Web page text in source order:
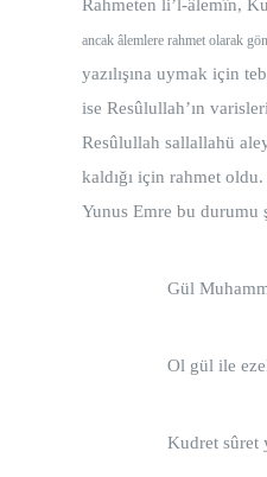
Rahmeten li’l-âlemîn,
ancak âlemlere rahmet olarak
yazılışına uymak için
ise Resûlullah’ın
Resûlullah sallallahü
kaldığı için rahmet
Yunus Emre bu durumu
Gül
Ol gül
Kudret